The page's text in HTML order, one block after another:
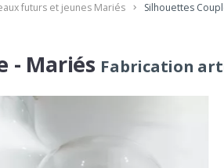
futurs et jeunes Mariés Silhouettes
- Mariés Fabrication